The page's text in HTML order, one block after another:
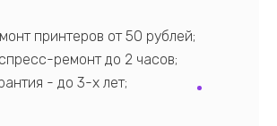
принтеров от 50 рублей;
ремонт до 2 часов;
- до 3-х лет;